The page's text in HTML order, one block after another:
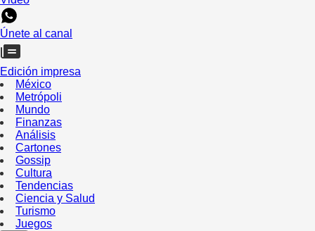
Únete al canal
Edición impresa
México
Metrópoli
Mundo
Finanzas
Análisis
Cartones
Gossip
Cultura
Tendencias
Ciencia y Salud
Turismo
Juegos